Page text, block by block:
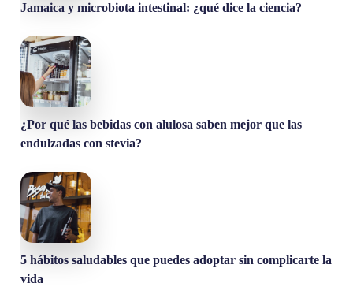
Jamaica y microbiota intestinal: ¿qué dice la ciencia?
¿Por qué las bebidas con alulosa saben mejor que las
endulzadas con stevia?
5 hábitos saludables que puedes adoptar sin complicarte la
vida